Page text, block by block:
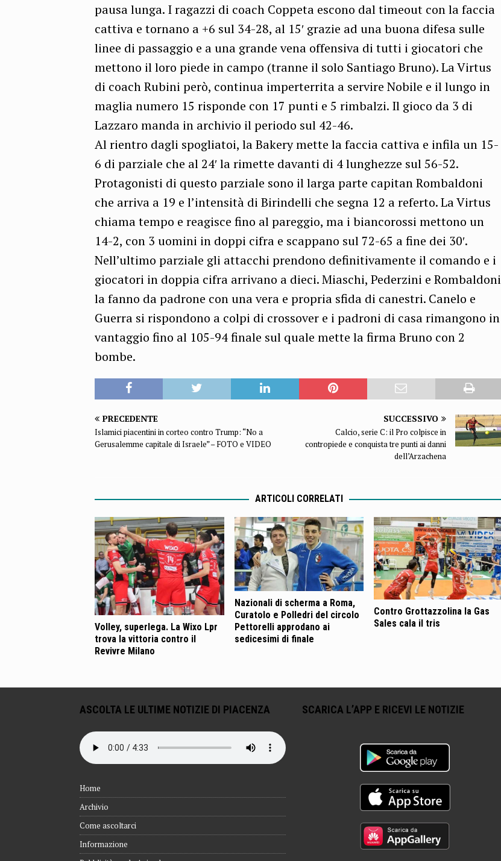
pausa lunga. I ragazzi di coach Coppeta escono dal timeout con la faccia
cattiva e tornano a +6 sul 34-28, al 15′ grazie ad una buona difesa sulle
linee di passaggio e a una grande vena offensiva di tutti i giocatori che
mettono il loro piede in campo (tranne il solo Santiago Bruno). La Virtus
di coach Rubini però, continua imperterrita a servire Nobile e il lungo in
maglia numero 15 risponde con 17 punti e 5 rimbalzi. Il gioco da 3 di
Lazzaro manda in archivio il periodo sul 42-46.
Al rientro dagli spogliatoi, la Bakery mette la faccia cattiva e infila un 15-
6 di parziale che al 24′ la rimette davanti di 4 lunghezze sul 56-52.
Protagonisti di questo parziale sono il larga parte capitan Rombaldoni
che arriva a 19 e l’intensità di Birindelli che segna 12 a referto. La Virtus
chiama tempo e reagisce fino al pareggio, ma i biancorossi mettono un
14-2, con 3 uomini in doppi cifra e scappano sul 72-65 a fine dei 30′.
Nell’ultimo parziale gli attacchi prendono definitivamente il comando e i
giocatori in doppia cifra arrivano a dieci. Miaschi, Pederzini e Rombaldoni
la fanno da padrone con una vera e propria sfida di canestri. Canelo e
Guerra si rispondono a colpi di crossover e i padroni di casa rimangono in
vantaggio fino al 105-94 finale sul quale mette la firma Bruno con 2
bombe.
PRECEDENTE
Islamici piacentini in corteo contro Trump: “No a
Gerusalemme capitale di Israele” – FOTO e VIDEO
SUCCESSIVO
Calcio, serie C: il Pro colpisce in
contropiede e conquista tre punti ai danni
dell’Arzachena
ARTICOLI CORRELATI
Volley, superlega. La Wixo Lpr
trova la vittoria contro il
Revivre Milano
Nazionali di scherma a Roma,
Curatolo e Polledri del circolo
Pettorelli approdano ai
sedicesimi di finale
Contro Grottazzolina la Gas
Sales cala il tris
ASCOLTA LE ULTIME NOTIZIE DI PIACENZA
Home
Archivio
Come ascoltarci
Informazione
SCARICA L’APP E RICEVI LE NOTIZIE